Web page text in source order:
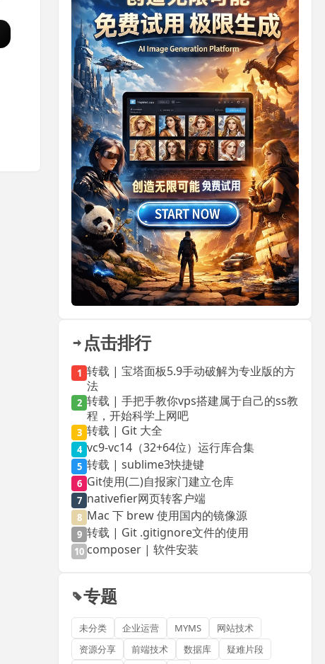
点击排行
1 转载 | 宝塔面板5.9手动破解为专业版的方
法
2 转载 | 手把手教你vps搭建属于自己的ss教
程，开始科学上网吧
3 转载 | Git 大全
4 vc9-vc14（32+64位）运行库合集
5 转载 | sublime3快捷键
6 Git使用(二)自报家门建立仓库
7 nativefier网页转客户端
8 Mac 下 brew 使用国内的镜像源
9 转载 | Git .gitignore文件的使用
10 composer | 软件安装
专题
未分类 企业运营 MYMS
网站技术
资源分享
前端技术 数据库
疑难片段